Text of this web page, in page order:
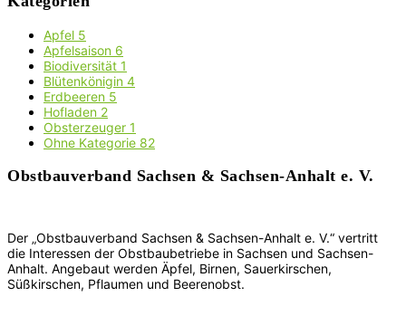
Apfel 5
Apfelsaison 6
Biodiversität 1
Blütenkönigin 4
Erdbeeren 5
Hofladen 2
Obsterzeuger 1
Ohne Kategorie 82
Obstbauverband Sachsen & Sachsen-Anhalt e. V.
Der „Obstbauverband Sachsen & Sachsen-Anhalt e. V.“ vertritt
die Interessen der Obstbaubetriebe in Sachsen und Sachsen-
Anhalt. Angebaut werden Äpfel, Birnen, Sauerkirschen,
Süßkirschen, Pflaumen und Beerenobst.